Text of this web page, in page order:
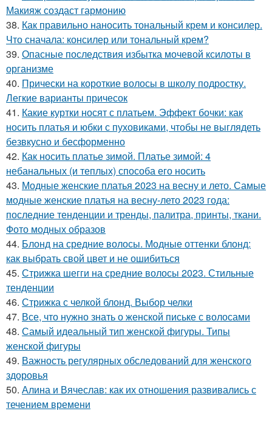
Макияж создаст гармонию
38. Как правильно наносить тональный крем и консилер.
Что сначала: консилер или тональный крем?
39. Опасные последствия избытка мочевой ксилоты в
организме
40. Прически на короткие волосы в школу подростку.
Легкие варианты причесок
41. Какие куртки носят с платьем. Эффект бочки: как
носить платья и юбки с пуховиками, чтобы не выглядеть
безвкусно и бесформенно
42. Как носить платье зимой. Платье зимой: 4
небанальных (и теплых) способа его носить
43. Модные женские платья 2023 на весну и лето. Самые
модные женские платья на весну-лето 2023 года:
последние тенденции и тренды, палитра, принты, ткани.
Фото модных образов
44. Блонд на средние волосы. Модные оттенки блонд:
как выбрать свой цвет и не ошибиться
45. Стрижка шегги на средние волосы 2023. Стильные
тенденции
46. Стрижка с челкой блонд. Выбор челки
47. Все, что нужно знать о женской письке с волосами
48. Самый идеальный тип женской фигуры. Типы
женской фигуры
49. Важность регулярных обследований для женского
здоровья
50. Алина и Вячеслав: как их отношения развивались с
течением времени